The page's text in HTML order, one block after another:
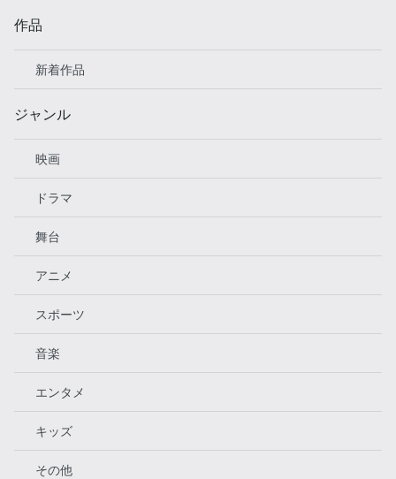
作品
新着作品
ジャンル
映画
ドラマ
舞台
アニメ
スポーツ
音楽
エンタメ
キッズ
その他